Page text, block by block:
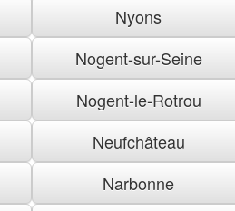
Nyons
Nogent-sur-Seine
Nogent-le-Rotrou
Neufchâteau
Narbonne